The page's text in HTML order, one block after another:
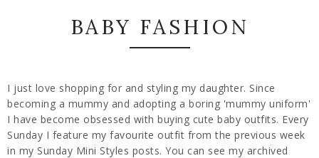
BABY FASHION
I just love shopping for and styling my daughter. Since
becoming a mummy and adopting a boring 'mummy uniform'
I have become obsessed with buying cute baby outfits. Every
Sunday I feature my favourite outfit from the previous week
in my Sunday Mini Styles posts. You can see my archived